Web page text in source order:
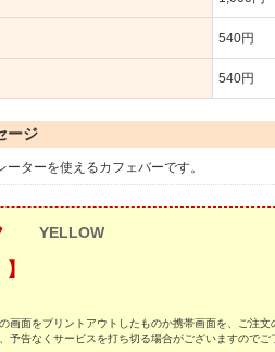
540円
540円
ージ
ターを使えるカフェバーです。
YELLOW
面をプリントアウトしたものか携帯画面を、ご注
予告なくサービスを打ち切る場合がございますのでご